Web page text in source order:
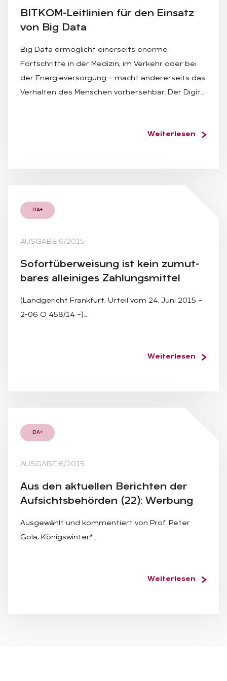
BIT­KOM-Leit­li­ni­en für den Ein­satz
von Big Data
Big Data ermöglicht einerseits enorme
Fortschritte in der Medizin, im Verkehr oder bei
der Energieversorgung – macht andererseits das
Verhalten des Menschen vorhersehbar. Der Digit…
Weiterlesen
DA+
AUSGABE 6/2015
So­fort­über­wei­sung ist kein zu­mut­
ba­res al­lei­ni­ges Zah­lungs­mit­tel
(Landgericht Frankfurt, Urteil vom 24. Juni 2015 –
2-06 O 458/14 –)…
Weiterlesen
DA+
AUSGABE 6/2015
Aus den ak­tu­el­len Be­rich­ten der
Auf­sichts­be­hör­den (22): Wer­bung
Ausgewählt und kommentiert von Prof. Peter
Gola, Königswinter*…
Weiterlesen